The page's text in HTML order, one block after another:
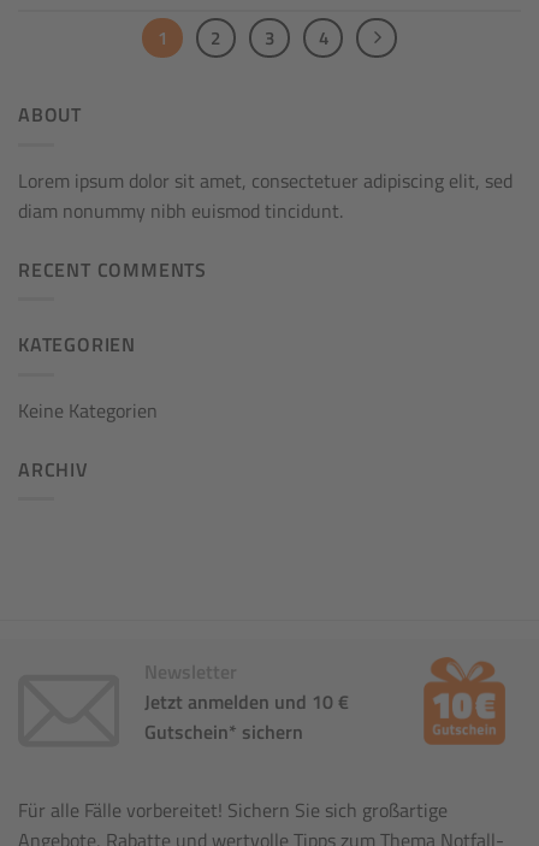
1 2 3 4
ABOUT
Lorem ipsum dolor sit amet, consectetuer adipiscing elit, sed
diam nonummy nibh euismod tincidunt.
RECENT COMMENTS
KATEGORIEN
Keine Kategorien
ARCHIV
Newsletter
Jetzt anmelden und 10 €
Gutschein* sichern
Für alle Fälle vorbereitet! Sichern Sie sich großartige
Angebote, Rabatte und wertvolle Tipps zum Thema Notfall-